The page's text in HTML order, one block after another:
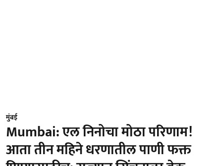
मुंबई
Mumbai: एल निनोचा मोठा परिणाम!
आता तीन महिने धरणातील पाणी फक्त